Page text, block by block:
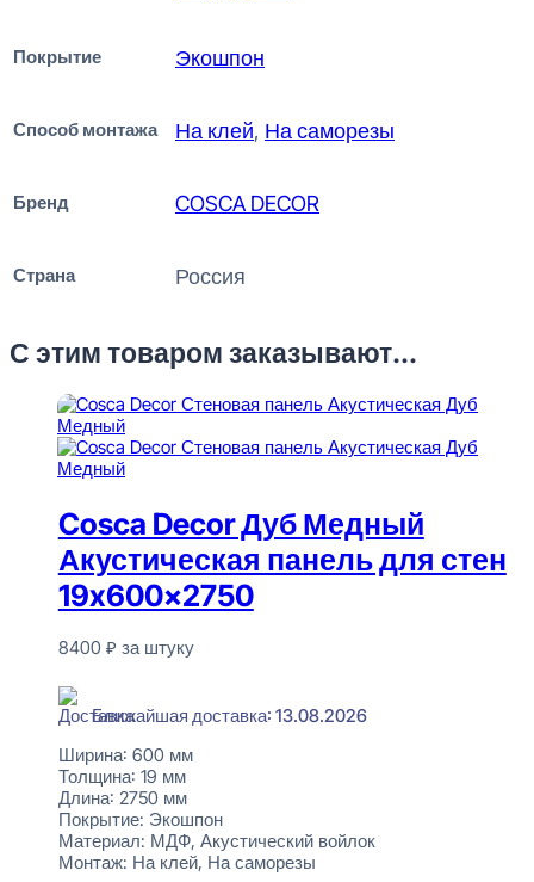
Покрытие Экошпон
Способ монтажа На клей, На саморезы
Бренд COSCA DECOR
Страна Россия
С этим товаром заказывают...
Cosca Decor Дуб Медный
Акустическая панель для стен
19x600x2750
8400 ₽ за штуку
Ближайшая доставка: 13.08.2026
Ширина: 600 мм
Толщина: 19 мм
Длина: 2750 мм
Покрытие: Экошпон
Материал: МДФ, Акустический войлок
Монтаж: На клей, На саморезы